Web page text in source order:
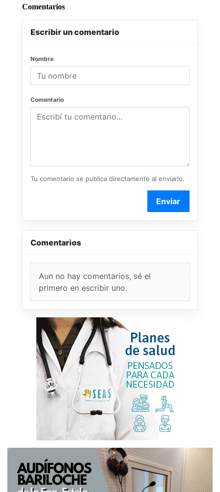
Comentarios
Escribir un comentario
Nombre
Comentario
Tu comentario se publica directamente al enviarlo.
Enviar
Comentarios
Aun no hay comentarios, sé el
primero en escribir uno.